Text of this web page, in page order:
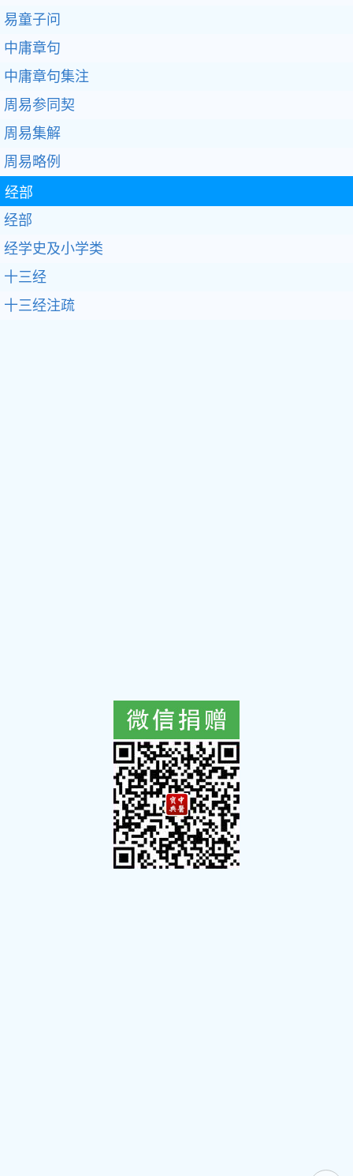
易童子问
中庸章句
中庸章句集注
周易参同契
周易集解
周易略例
经部
经部
经学史及小学类
十三经
十三经注疏